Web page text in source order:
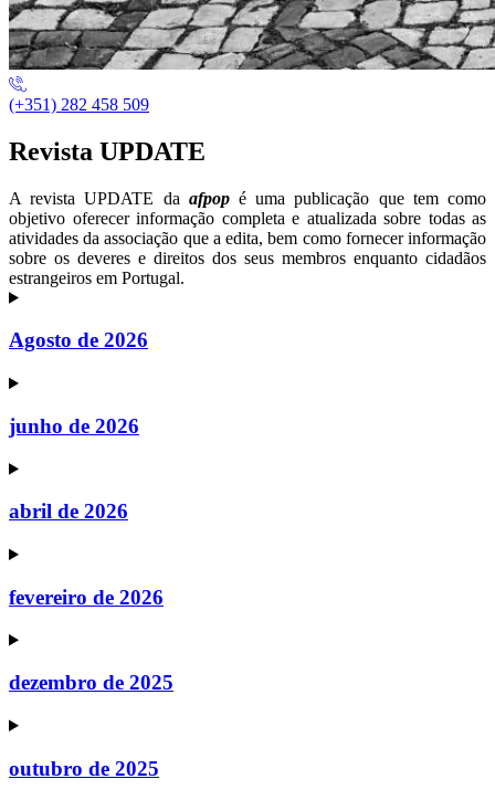
(+351) 282 458 509
Revista UPDATE
A revista UPDATE da afpop é uma publicação que tem como
objetivo oferecer informação completa e atualizada sobre todas as
atividades da associação que a edita, bem como fornecer informação
sobre os deveres e direitos dos seus membros enquanto cidadãos
estrangeiros em Portugal.
Agosto de 2026
junho de 2026
abril de 2026
fevereiro de 2026
dezembro de 2025
outubro de 2025